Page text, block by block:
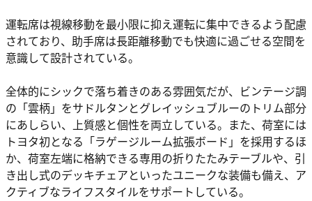
運転席は視線移動を最小限に抑え運転に集中できるよう配慮
されており、助手席は長距離移動でも快適に過ごせる空間を
意識して設計されている。
全体的にシックで落ち着きのある雰囲気だが、ビンテージ調
の「雲柄」をサドルタンとグレイッシュブルーのトリム部分
にあしらい、上質感と個性を両立している。また、荷室には
トヨタ初となる「ラゲージルーム拡張ボード」を採用するほ
か、荷室左端に格納できる専用の折りたたみテーブルや、引
き出し式のデッキチェアといったユニークな装備も備え、ア
クティブなライフスタイルをサポートしている。